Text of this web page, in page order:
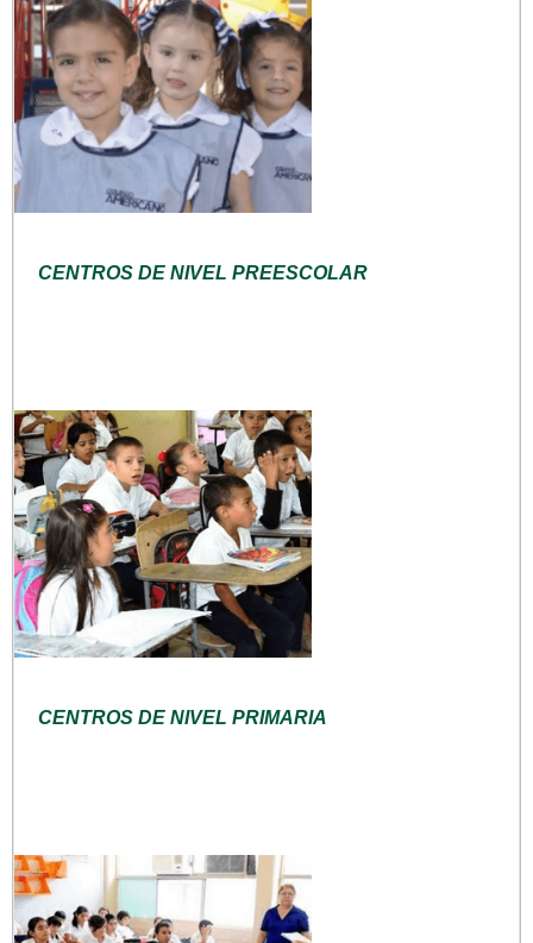
CENTROS DE NIVEL PREESCOLAR
CENTROS DE NIVEL PRIMARIA